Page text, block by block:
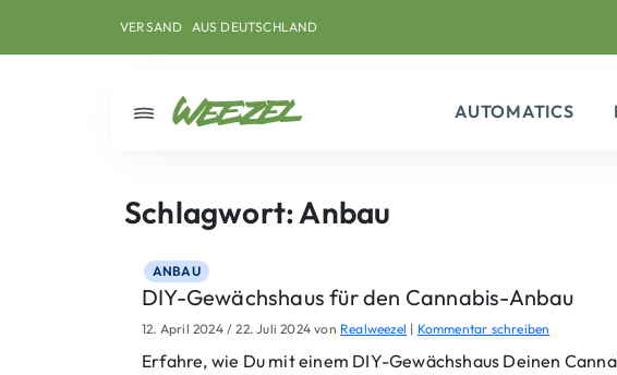
VERSAND AUS DEUTSCHLAND
AUTOMATICS
Schlagwort:Anbau
ANBAU
DIY-Gewächshaus für den Cannabis-Anbau
12. April 2024 / 22. Juli 2024 von Realweezel | Kommentar schreiben
Erfahre, wie Du mit einem DIY-Gewächshaus Deinen